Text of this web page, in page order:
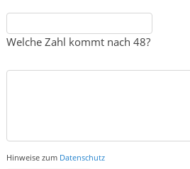
Welche Zahl kommt nach 48?
Hinweise zum Datenschutz